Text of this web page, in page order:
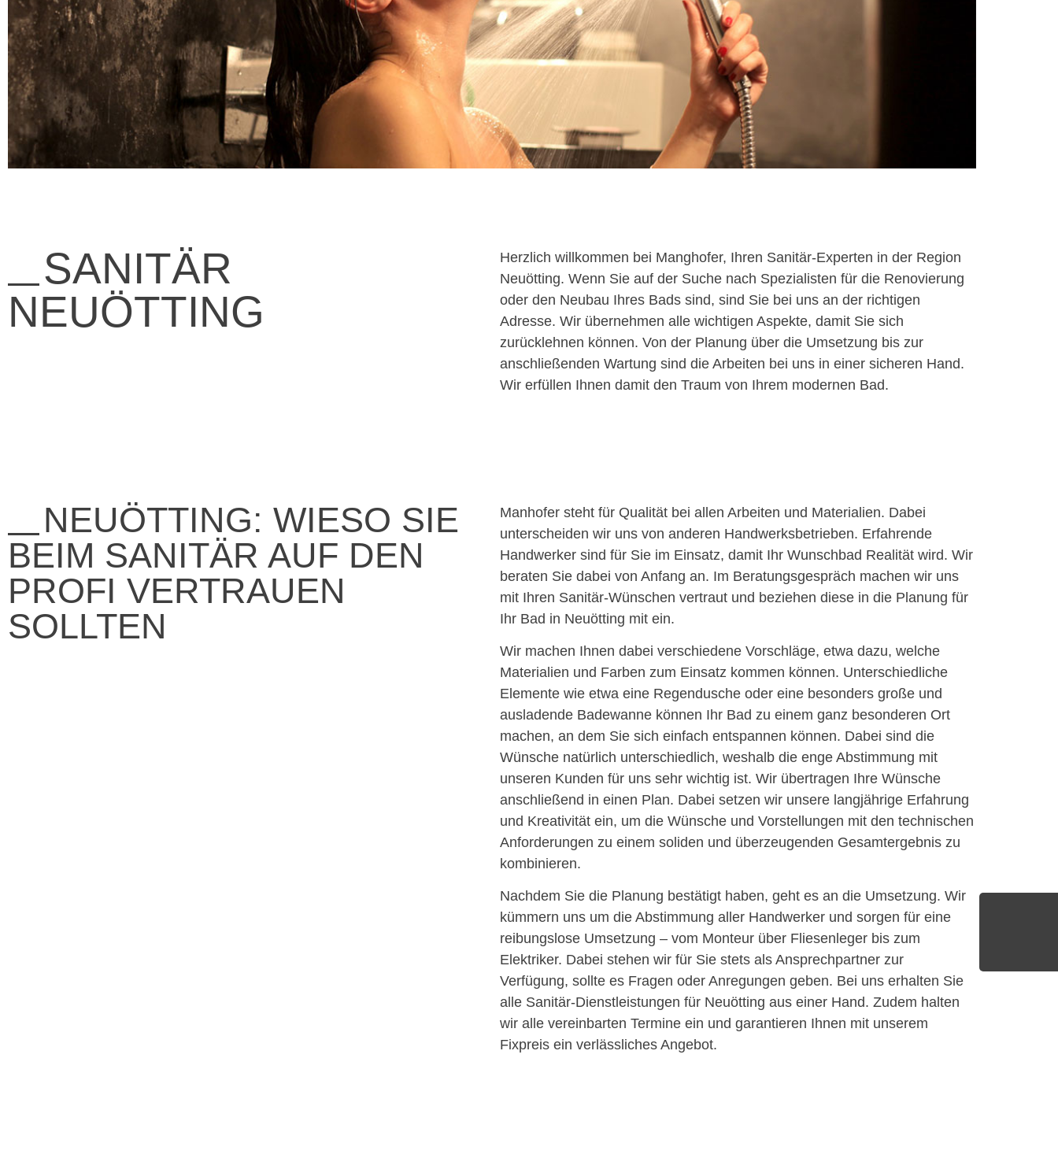
SANITÄR
NEUÖTTING
Herzlich willkommen bei Manghofer, Ihren Sanitär-Experten in der Region
Neuötting. Wenn Sie auf der Suche nach Spezialisten für die Renovierung
oder den Neubau Ihres Bads sind, sind Sie bei uns an der richtigen
Adresse. Wir übernehmen alle wichtigen Aspekte, damit Sie sich
zurücklehnen können. Von der Planung über die Umsetzung bis zur
anschließenden Wartung sind die Arbeiten bei uns in einer sicheren Hand.
Wir erfüllen Ihnen damit den Traum von Ihrem modernen Bad.
NEUÖTTING: WIESO SIE
BEIM SANITÄR AUF DEN
PROFI VERTRAUEN
SOLLTEN
Manhofer steht für Qualität bei allen Arbeiten und Materialien. Dabei
unterscheiden wir uns von anderen Handwerksbetrieben. Erfahrende
Handwerker sind für Sie im Einsatz, damit Ihr Wunschbad Realität wird. Wir
beraten Sie dabei von Anfang an. Im Beratungsgespräch machen wir uns
mit Ihren Sanitär-Wünschen vertraut und beziehen diese in die Planung für
Ihr Bad in Neuötting mit ein.
Wir machen Ihnen dabei verschiedene Vorschläge, etwa dazu, welche
Materialien und Farben zum Einsatz kommen können. Unterschiedliche
Elemente wie etwa eine Regendusche oder eine besonders große und
ausladende Badewanne können Ihr Bad zu einem ganz besonderen Ort
machen, an dem Sie sich einfach entspannen können. Dabei sind die
Wünsche natürlich unterschiedlich, weshalb die enge Abstimmung mit
unseren Kunden für uns sehr wichtig ist. Wir übertragen Ihre Wünsche
anschließend in einen Plan. Dabei setzen wir unsere langjährige Erfahrung
und Kreativität ein, um die Wünsche und Vorstellungen mit den technischen
Anforderungen zu einem soliden und überzeugenden Gesamtergebnis zu
kombinieren.
Nachdem Sie die Planung bestätigt haben, geht es an die Umsetzung. Wir
kümmern uns um die Abstimmung aller Handwerker und sorgen für eine
reibungslose Umsetzung – vom Monteur über Fliesenleger bis zum
Elektriker. Dabei stehen wir für Sie stets als Ansprechpartner zur
Verfügung, sollte es Fragen oder Anregungen geben. Bei uns erhalten Sie
alle Sanitär-Dienstleistungen für Neuötting aus einer Hand. Zudem halten
wir alle vereinbarten Termine ein und garantieren Ihnen mit unserem
Fixpreis ein verlässliches Angebot.